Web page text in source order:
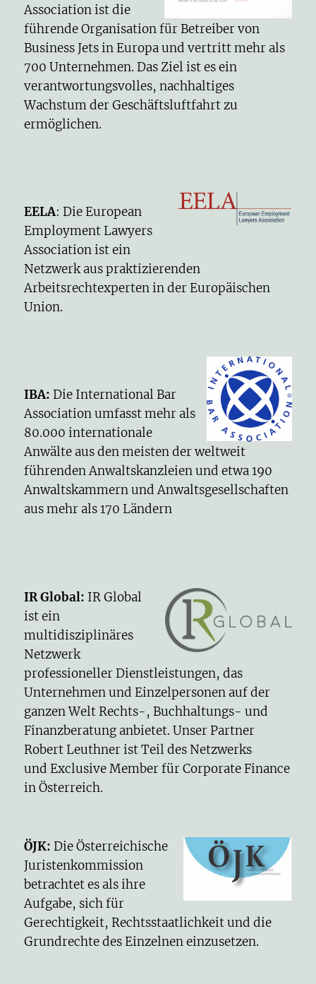
Association ist die
führende Organisation für Betreiber von
Business Jets in Europa und vertritt mehr als
700 Unternehmen. Das Ziel ist es ein
verantwortungsvolles, nachhaltiges
Wachstum der Geschäftsluftfahrt zu
ermöglichen.
EELA: Die European
Employment Lawyers
Association ist ein
Netzwerk aus praktizierenden
Arbeitsrechtexperten in der Europäischen
Union.
IBA: Die International Bar
Association umfasst mehr als
80.000 internationale
Anwälte aus den meisten der weltweit
führenden Anwaltskanzleien und etwa 190
Anwaltskammern und Anwaltsgesellschaften
aus mehr als 170 Ländern
IR Global: IR Global
ist ein
multidisziplinäres
Netzwerk
professioneller Dienstleistungen, das
Unternehmen und Einzelpersonen auf der
ganzen Welt Rechts-, Buchhaltungs- und
Finanzberatung anbietet. Unser Partner
Robert Leuthner ist Teil des Netzwerks
und Exclusive Member für Corporate Finance
in Österreich.
ÖJK: Die Österreichische
Juristenkommission
betrachtet es als ihre
Aufgabe, sich für
Gerechtigkeit, Rechtsstaatlichkeit und die
Grundrechte des Einzelnen einzusetzen.